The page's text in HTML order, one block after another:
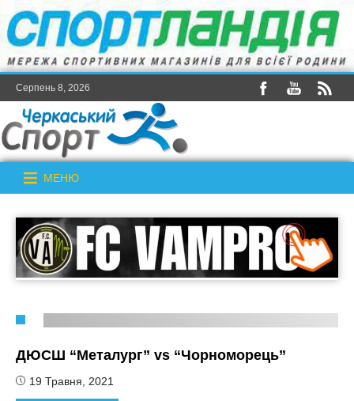
Серпень 8, 2026
МЕНЮ
ДЮСШ “Металург” vs “Чорноморець”
19 Травня, 2021